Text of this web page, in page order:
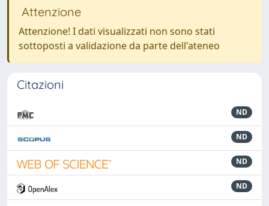
Attenzione
Attenzione! I dati visualizzati non sono stati
sottoposti a validazione da parte dell'ateneo
Citazioni
ND
ND
ND
ND